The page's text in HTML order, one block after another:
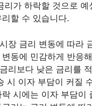
리가 하락할 것으로 예
할 수 있습니다.
장 금리 변동에 따라
동에 민감하게 반응
리보다 낮은 금리를
시 이자 부담이 커질
시에는 이자 부담이